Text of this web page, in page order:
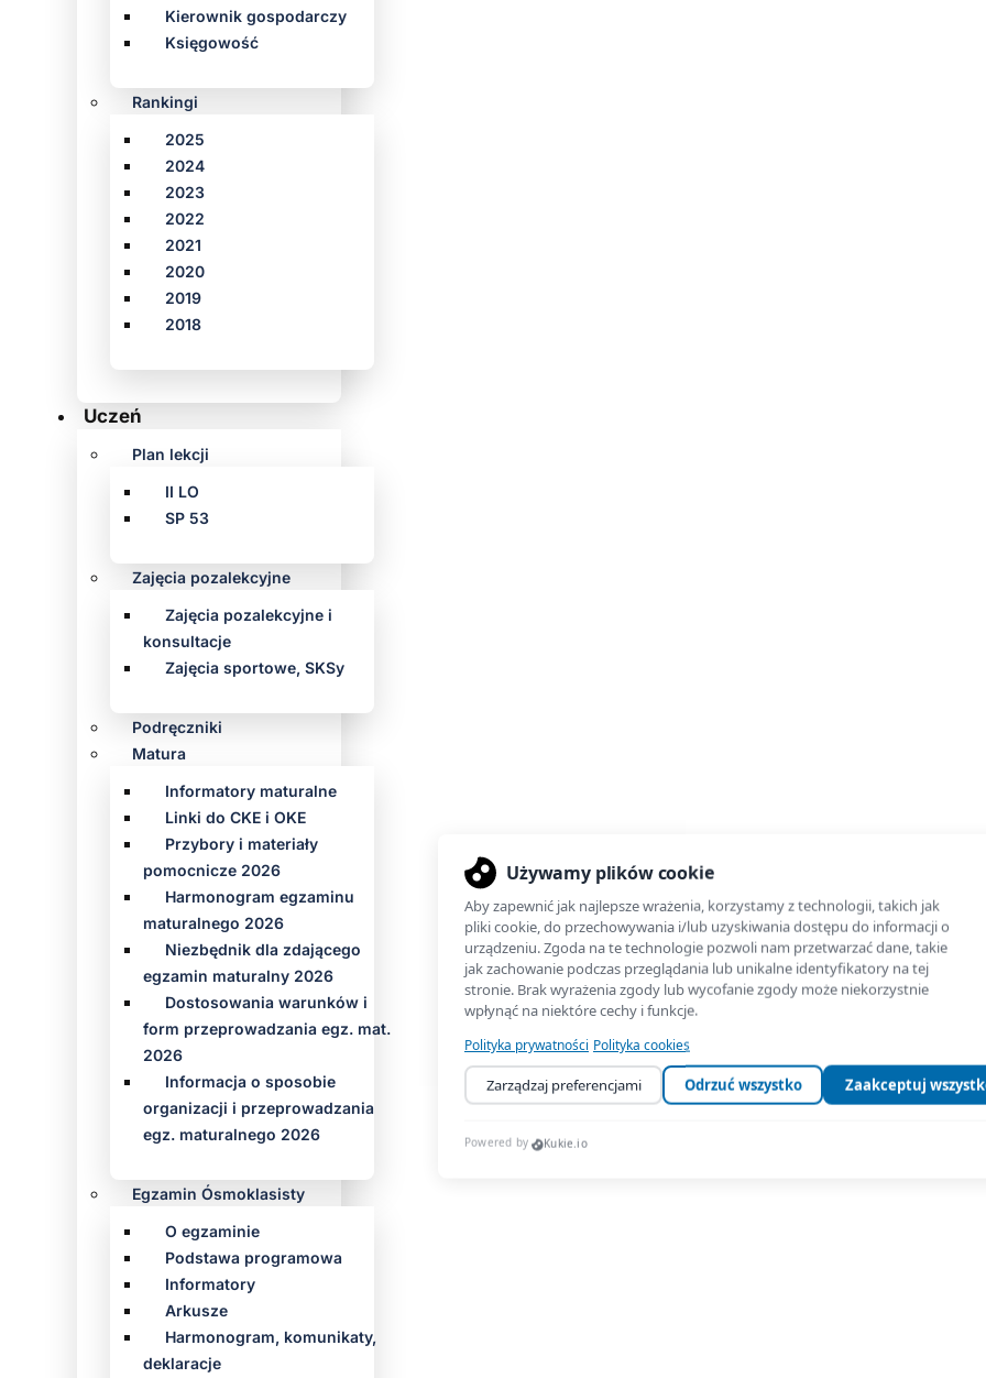
Kierownik gospodarczy
Księgowość
Rankingi
2025
2024
2023
2022
2021
2020
2019
2018
Uczeń
Plan lekcji
II LO
SP 53
Zajęcia pozalekcyjne
Zajęcia pozalekcyjne i
konsultacje
Zajęcia sportowe, SKSy
Podręczniki
Matura
Informatory maturalne
Linki do CKE i OKE
Przybory i materiały
pomocnicze 2026
Harmonogram egzaminu
maturalnego 2026
Niezbędnik dla zdającego
egzamin maturalny 2026
Dostosowania warunków i
form przeprowadzania egz. mat.
2026
Informacja o sposobie
organizacji i przeprowadzania
egz. maturalnego 2026
Egzamin Ósmoklasisty
O egzaminie
Podstawa programowa
Informatory
Arkusze
Harmonogram, komunikaty,
deklaracje